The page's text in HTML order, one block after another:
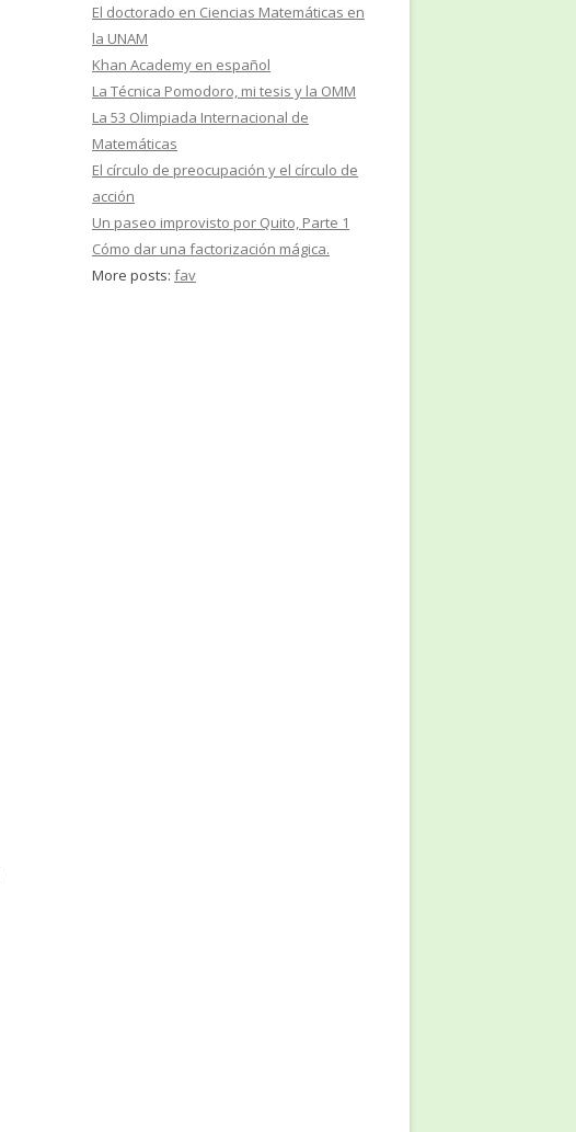
El doctorado en Ciencias Matemáticas en
la UNAM
Khan Academy en español
La Técnica Pomodoro, mi tesis y la OMM
La 53 Olimpiada Internacional de
Matemáticas
El círculo de preocupación y el círculo de
acción
Un paseo improvisto por Quito, Parte 1
Cómo dar una factorización mágica.
More posts: fav